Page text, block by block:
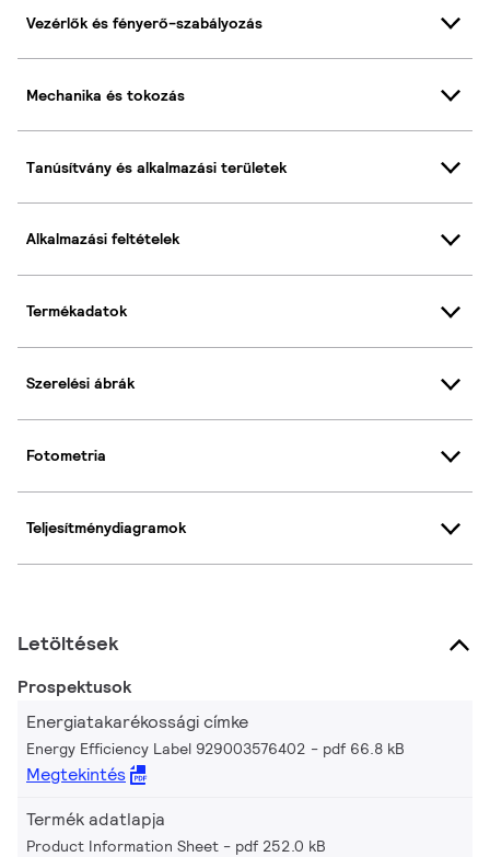
Vezérlők és fényerő-szabályozás
Mechanika és tokozás
Tanúsítvány és alkalmazási területek
Alkalmazási feltételek
Termékadatok
Szerelési ábrák
Fotometria
Teljesítménydiagramok
Letöltések
Prospektusok
Energiatakarékossági címke
Energy Efficiency Label 929003576402 pdf 66.8 kB
Megtekintés
Termék adatlapja
Product Information Sheet pdf 252.0 kB